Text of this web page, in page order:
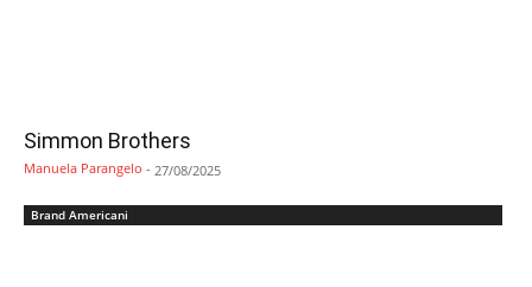
Simmon Brothers
Manuela Parangelo - 27/08/2025
Brand Americani